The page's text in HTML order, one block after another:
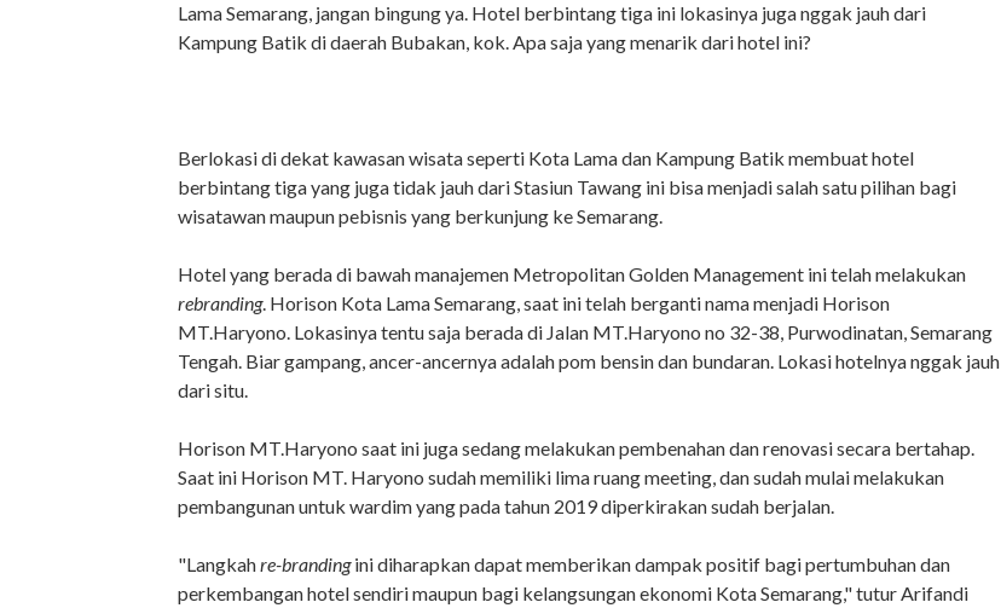
Lama Semarang, jangan bingung ya. Hotel berbintang tiga ini lokasinya juga nggak jauh dari
Kampung Batik di daerah Bubakan, kok. Apa saja yang menarik dari hotel ini?
Berlokasi di dekat kawasan wisata seperti Kota Lama dan Kampung Batik membuat hotel
berbintang tiga yang juga tidak jauh dari Stasiun Tawang ini bisa menjadi salah satu pilihan bagi
wisatawan maupun pebisnis yang berkunjung ke Semarang.
Hotel yang berada di bawah manajemen Metropolitan Golden Management ini telah melakukan
rebranding. Horison Kota Lama Semarang, saat ini telah berganti nama menjadi Horison
MT.Haryono. Lokasinya tentu saja berada di Jalan MT.Haryono no 32-38, Purwodinatan, Semarang
Tengah. Biar gampang, ancer-ancernya adalah pom bensin dan bundaran. Lokasi hotelnya nggak jauh
dari situ.
Horison MT.Haryono saat ini juga sedang melakukan pembenahan dan renovasi secara bertahap.
Saat ini Horison MT. Haryono sudah memiliki lima ruang meeting, dan sudah mulai melakukan
pembangunan untuk wardim yang pada tahun 2019 diperkirakan sudah berjalan.
"Langkahre-brandingini diharapkan dapat memberikan dampak positif bagi pertumbuhan dan
perkembangan hotel sendiri maupun bagi kelangsungan ekonomi Kota Semarang," tutur Arifandi